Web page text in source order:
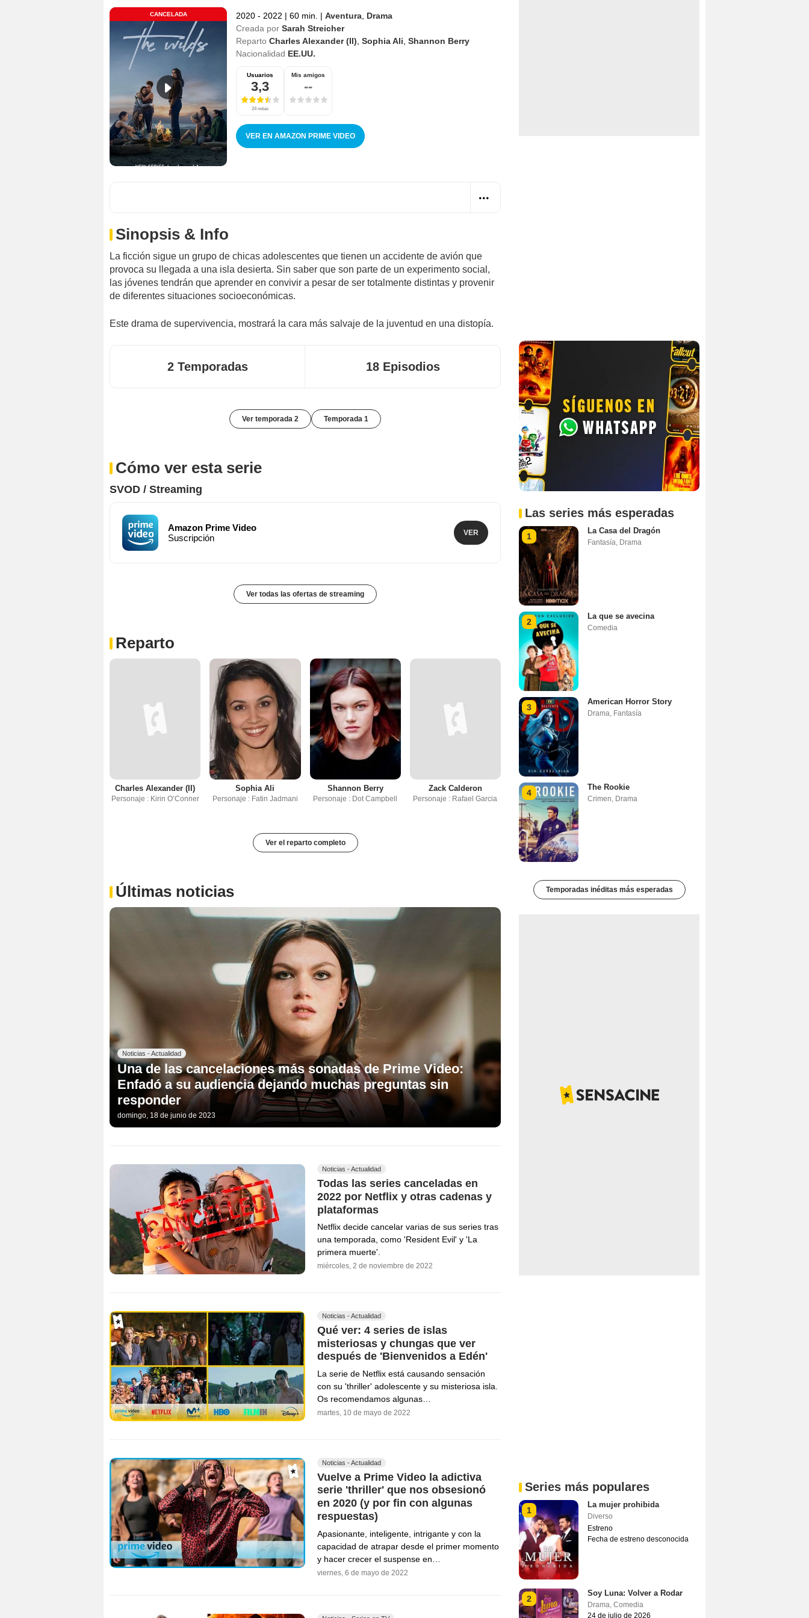
CANCELADA 2020 - 2022 | 60 min. | Aventura Drama
Creada por Sarah Streicher
Reparto Charles Alexander (II) Sophia Ali Shannon Berry
Nacionalidad EE.UU.
Usuarios
3,3
24 notas
Mis amigos
--
VER EN AMAZON PRIME VIDEO
Sinopsis & Info
La ficción sigue un grupo de chicas adolescentes que tienen un accidente de avión que
provoca su llegada a una isla desierta. Sin saber que son parte de un experimento social,
las jóvenes tendrán que aprender en convivir a pesar de ser totalmente distintas y provenir
de diferentes situaciones socioeconómicas.
Este drama de supervivencia, mostrará la cara más salvaje de la juventud en una distopía.
2 Temporadas 18 Episodios
Ver temporada 2 Temporada 1
Cómo ver esta serie
SVOD / Streaming
Amazon Prime Video
Suscripción
VER
Ver todas las ofertas de streaming
Reparto
Charles Alexander (II)
Personaje : Kirin O’Conner
Sophia Ali
Personaje : Fatin Jadmani
Shannon Berry
Personaje : Dot Campbell
Zack Calderon
Personaje : Rafael Garcia
Ver el reparto completo
Últimas noticias
Noticias - Actualidad
Una de las cancelaciones más sonadas de Prime Video:
Enfadó a su audiencia dejando muchas preguntas sin
responder
domingo, 18 de junio de 2023
Noticias - Actualidad
Todas las series canceladas en
2022 por Netflix y otras cadenas y
plataformas
Netflix decide cancelar varias de sus series tras
una temporada, como 'Resident Evil' y 'La
primera muerte'.
miércoles, 2 de noviembre de 2022
Noticias - Actualidad
Qué ver: 4 series de islas
misteriosas y chungas que ver
después de 'Bienvenidos a Edén'
La serie de Netflix está causando sensación
con su 'thriller' adolescente y su misteriosa isla.
Os recomendamos algunas…
martes, 10 de mayo de 2022
Noticias - Actualidad
Vuelve a Prime Video la adictiva
serie 'thriller' que nos obsesionó
en 2020 (y por fin con algunas
respuestas)
Apasionante, inteligente, intrigante y con la
capacidad de atrapar desde el primer momento
y hacer crecer el suspense en…
viernes, 6 de mayo de 2022
Las series más esperadas
1
La Casa del Dragón
Fantasía, Drama
2
La que se avecina
Comedia
3
American Horror Story
Drama, Fantasía
4
The Rookie
Crimen, Drama
Temporadas inéditas más esperadas
Series más populares
1
La mujer prohibida
Diverso
Estreno
Fecha de estreno desconocida
2
Soy Luna: Volver a Rodar
Drama, Comedia
24 de julio de 2026